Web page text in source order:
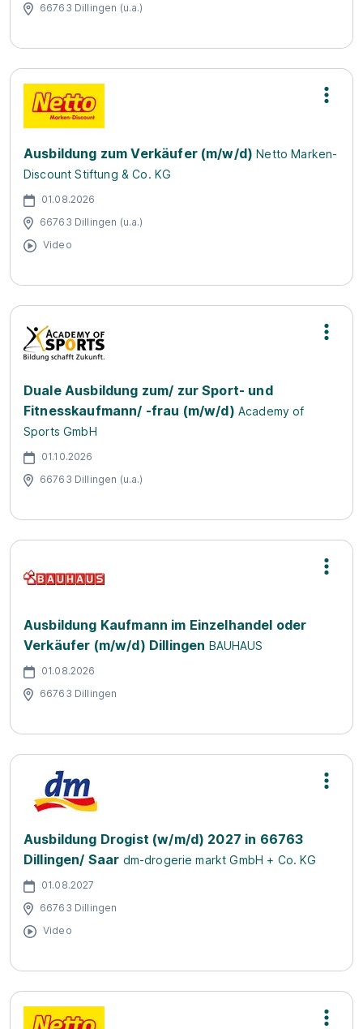
66763 Dillingen (u.a.)
Ausbildung zum Verkäufer (m/w/d) Netto Marken-
Discount Stiftung & Co. KG
01.08.2026
66763 Dillingen (u.a.)
Video
Duale Ausbildung zum/ zur Sport- und
Fitnesskaufmann/ -frau (m/w/d) Academy of
Sports GmbH
01.10.2026
66763 Dillingen (u.a.)
Ausbildung Kaufmann im Einzelhandel oder
Verkäufer (m/w/d) Dillingen BAUHAUS
01.08.2026
66763 Dillingen
Ausbildung Drogist (w/m/d) 2027 in 66763
Dillingen/ Saar dm-drogerie markt GmbH + Co. KG
01.08.2027
66763 Dillingen
Video